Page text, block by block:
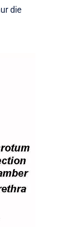
die